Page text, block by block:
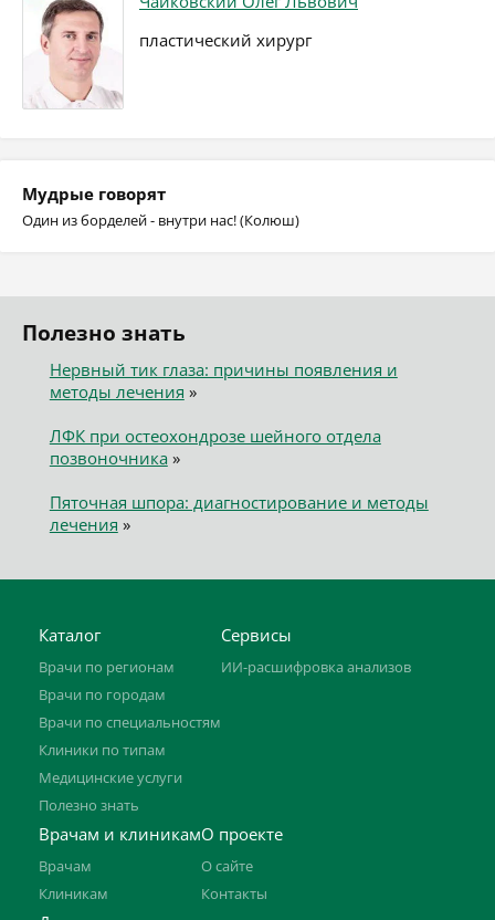
пластический хирург
Мудрые говорят
Один из борделей - внутри нас! (Колюш)
Полезно знать
Нервный тик глаза: причины появления и
методы лечения »
ЛФК при остеохондрозе шейного отдела
позвоночника»
Пяточная шпора: диагностирование и методы
лечения »
Каталог
Врачи по регионам
Врачи по городам
Врачи по специальностям
Клиники по типам
Медицинские услуги
Полезно знать
Сервисы
ИИ-расшифровка анализов
Врачам и клиникам
Врачам
Клиникам
О проекте
О сайте
Контакты